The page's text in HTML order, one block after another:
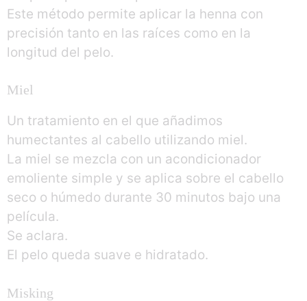
Este método permite aplicar la henna con
precisión tanto en las raíces como en la
longitud del pelo.
Miel
Un tratamiento en el que añadimos
humectantes al cabello utilizando miel.
La miel se mezcla con un acondicionador
emoliente simple y se aplica sobre el cabello
seco o húmedo durante 30 minutos bajo una
película.
Se aclara.
El pelo queda suave e hidratado.
Misking